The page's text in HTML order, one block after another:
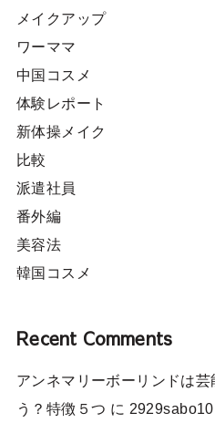
メイクアップ
ワーママ
中国コスメ
体験レポート
新体操メイク
比較
派遣社員
番外編
美容法
韓国コスメ
Recent Comments
アンネマリーボーリンドは
う？特徴５つ に 2929sabo10